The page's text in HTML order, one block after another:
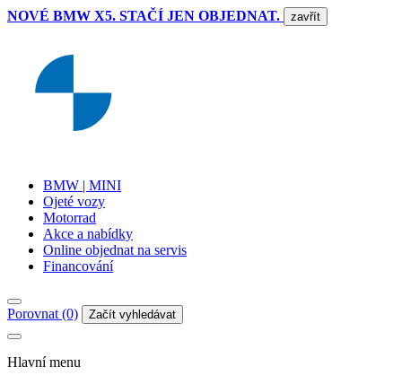
NOVÉ BMW X5. STAČÍ JEN OBJEDNAT. zavřít
BMW | MINI
Ojeté vozy
Motorrad
Akce a nabídky
Online objednat na servis
Financování
Porovnat (0) Začít vyhledávat
Hlavní menu